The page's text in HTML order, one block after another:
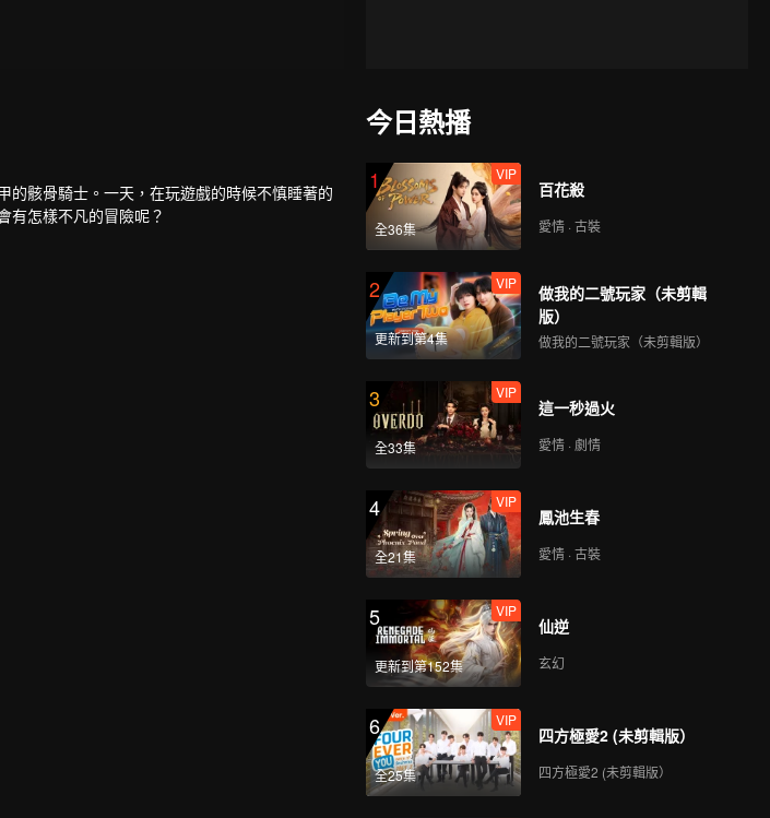
的骸骨騎士。一天，在玩遊戲的時候不慎睡著的
有怎樣不凡的冒險呢？
克的外表一看就不是什麼好人，但他還是很快
今日熱播
1
全36集
VIP
百花殺
愛情 · 古裝
2
更新到第4集
VIP
做我的二號玩家（未剪輯
版）
做我的二號玩家（未剪輯版）
3
全33集
VIP
這一秒過火
愛情 · 劇情
4
全21集
VIP
鳳池生春
愛情 · 古裝
5
更新到第152集
VIP
仙逆
玄幻
6
全25集
VIP
四方極愛2 (未剪輯版）
四方極愛2 (未剪輯版）